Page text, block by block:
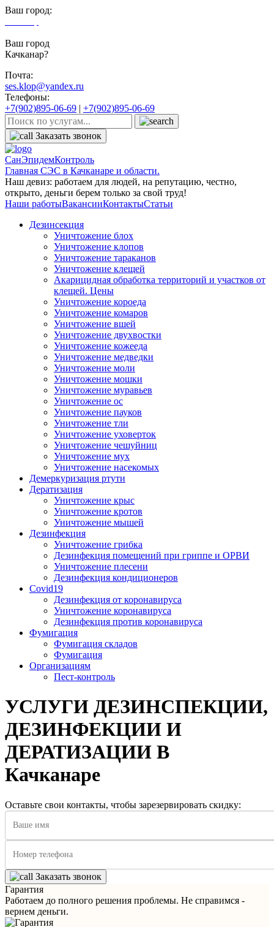
Ваш город:
Ваш город
Качканар?
Почта:
ses.klop@yandex.ru
Телефоны:
+7(902)895-06-69 | +7(902)895-06-69
Заказать звонок
СанЭпидемКонтроль
Главная СЭС в Качканаре и области.
Наш девиз: работаем для людей, на репутацию, честно,
открыто, деньги берем только за свой труд!
Наши работыВакансииКонтактыСтатьи
Дезинсекция
Уничтожение блох
Уничтожение клопов
Уничтожение тараканов
Уничтожение клещей
Акарицидная обработка территорий и участков от
клещей. Цены
Уничтожение короеда
Уничтожение комаров
Уничтожение вшей
Уничтожение двухвостки
Уничтожение кожееда
Уничтожение медведки
Уничтожение моли
Уничтожение мошки
Уничтожение муравьев
Уничтожение ос
Уничтожение пауков
Уничтожение тли
Уничтожение уховерток
Уничтожение чешуйниц
Уничтожение мух
Уничтожение насекомых
Демеркуризация ртути
Дератизация
Уничтожение крыс
Уничтожение кротов
Уничтожение мышей
Дезинфекция
Уничтожение грибка
Дезинфекция помещений при гриппе и ОРВИ
Уничтожение плесени
Дезинфекция кондиционеров
Covid19
Дезинфекция от коронавируса
Уничтожение коронавируса
Дезинфекция против коронавируса
Фумигация
Фумигация складов
Фумигация
Организациям
Пест-контроль
УСЛУГИ ДЕЗИНСПЕКЦИИ,
ДЕЗИНФЕКЦИИ И
ДЕРАТИЗАЦИИ В
Качканаре
Оставьте свои контакты, чтобы зарезервировать скидку:
Заказать звонок
Гарантия
Работаем до полного решения проблемы. Не справимся -
вернем деньги.